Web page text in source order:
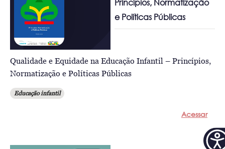
Princípios, Normatização
e Políticas Públicas
Qualidade e Equidade na Educação Infantil – Princípios,
Normatização e Políticas Públicas
Educação infantil
Acessar